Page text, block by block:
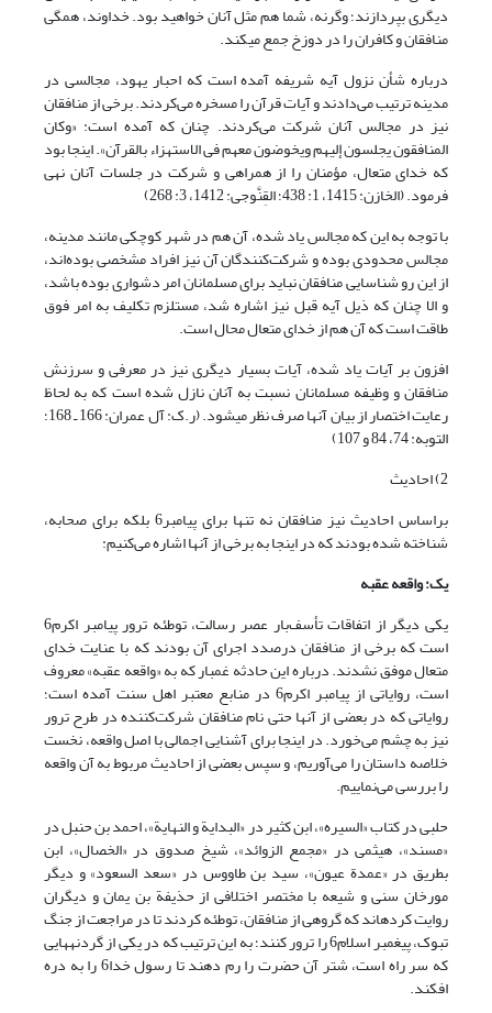
دیگری بپردازند؛ وگرنه، شما هم مثل آنان خواهید بود. خداوند، همگی
منافقان و کافران را در دوزخ جمع می‏کند.
درباره شأن نزول آیه شریفه آمده است که احبار یهود، مجالسی در
مدینه ترتیب می‌دادند و آیات قرآن را مسخره می‌کردند. برخی از منافقان
نیز در مجالس آنان شرکت می‌کردند. چنان که آمده است: «وکان
المنافقون یجلسون إلیهم ویخوضون معهم فی الاستهزاء بالقرآن». اینجا بود
که خدای متعال، مؤمنان را از همراهی و شرکت در جلسات آنان نهی
فرمود. (الخازن: 1415، 1: 438؛ القِنَّوجی: 1412، 3: 268)
با توجه به این که مجالس یاد شده، آن هم در شهر کوچکی مانند مدینه،
مجالس محدودی بوده و شرکت‌کنندگان آن نیز افراد مشخصی بوده‌اند،
از این رو شناسایی منافقان نباید برای مسلمانان امر دشواری بوده باشد،
و الا چنان که ذیل آیه قبل نیز اشاره شد، مستلزم تکلیف به امر فوق
طاقت است که آن هم از خدای متعال محال است.
افزون بر آیات یاد شده، آیات بسیار دیگری نیز در معرفی و سرزنش
منافقان و وظیفه مسلمانان نسبت به آنان نازل شده است که به لحاظ
رعایت اختصار از بیان آنها صرف نظر می­شود. (ر.ک: آل عمران: 166 ـ 168؛
التوبه: 74، 84 و 107)
2) احادیث
براساس احادیث نیز منافقان نه تنها برای پیامبر6 بلکه برای صحابه،
شناخته شده بودند که در این‎جا به برخی از آنها اشاره می‌کنیم:
یک: واقعه عقبه
یکی دیگر از اتفاقات تأسف‌بار عصر رسالت، توطئه ترور پیامبر اکرم6
است که برخی از منافقان درصدد اجرای آن بودند که با عنایت خدای
متعال موفق نشدند. درباره این حادثه غمبار که به «واقعه عقبه» معروف
است، روایاتی از پیامبر اکرم6 در منابع معتبر اهل سنت آمده است؛
روایاتی که در بعضی از آنها حتی نام منافقان شرکت‌کننده در طرح ترور
نیز به چشم می‌خورد. در اینجا برای آشنایی اجمالی با اصل واقعه، نخست
خلاصه داستان را می‌آوریم، و سپس بعضی از احادیث مربوط به آن واقعه
را بررسی می‌نماییم.
حلبی در کتاب «السیره»، ابن کثیر در «البدایة و النهایة»، احمد بن حنبل در
«مسند»، هیثمی در «مجمع الزوائد»، شیخ صدوق در «الخصال»، ابن
بطریق در «عمدة عیون»، سید بن طاووس در «سعد السعود» و دیگر
مورخان سنی و شیعه با مختصر اختلافی از حذیفة بن یمان و دیگران
روایت کرده‏اند که گروهی از منافقان، توطئه کردند تا در مراجعت از جنگ
تبوک، پیغمبر اسلام6 را ترور کنند؛ به این ترتیب که در یکی از گردنه‏هایی
که سر راه است، شتر آن حضرت را رم دهند تا رسول خدا6 را به دره
افکند.